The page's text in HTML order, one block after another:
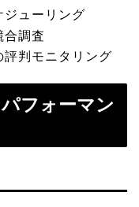
ジューリング
合調査
評判モニタリング
フォーマン